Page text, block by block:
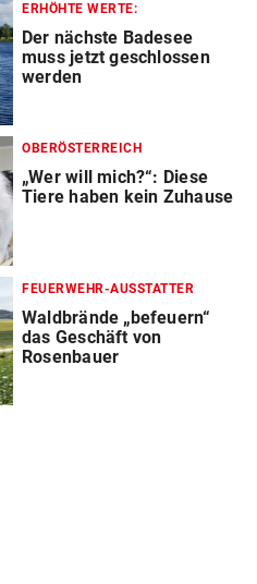
ERHÖHTE WERTE:
Der nächste Badesee
muss jetzt geschlossen
werden
OBERÖSTERREICH
„Wer will mich?“: Diese
Tiere haben kein Zuhause
FEUERWEHR-AUSSTATTER
Waldbrände „befeuern“
das Geschäft von
Rosenbauer